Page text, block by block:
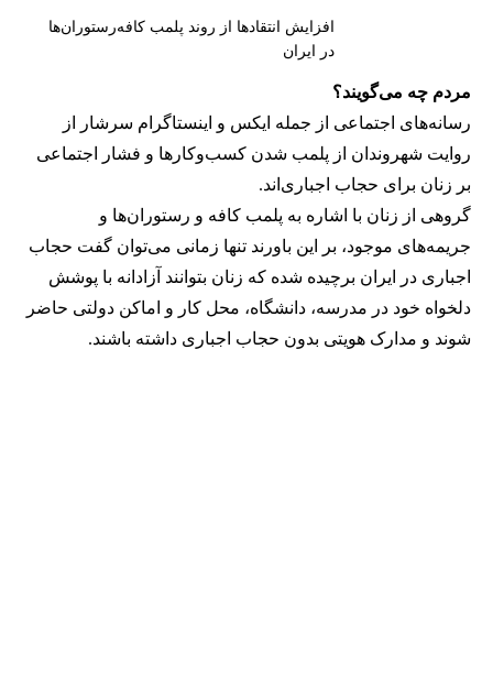
افزایش انتقادها از روند پلمب کافه‌رستوران‌ها
در ایران
مردم چه می‌گویند؟
رسانه‎‌های اجتماعی از جمله ایکس و اینستاگرام سرشار از
روایت شهروندان از پلمب شدن کسب‌وکارها و فشار اجتماعی
بر زنان برای حجاب اجباری‌اند.
گروهی از زنان با اشاره به پلمب کافه و رستوران‌ها و
جریمه‌های موجود، بر این باورند تنها زمانی می‌توان گفت حجاب
اجباری در ایران برچیده شده که زنان بتوانند آزادانه با پوشش
دلخواه خود در مدرسه، دانشگاه، محل کار و اماکن دولتی حاضر
شوند و مدارک هویتی بدون حجاب اجباری داشته باشند.